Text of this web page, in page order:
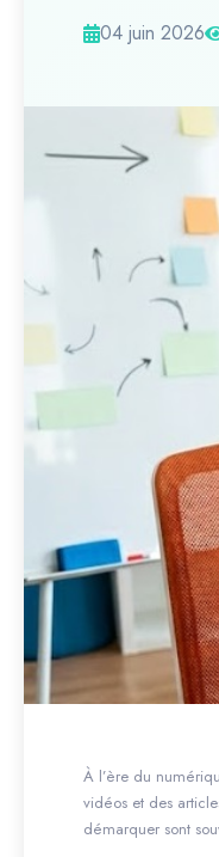
04 juin 2026
À l’ère du
vidéos et des
démarquer sont